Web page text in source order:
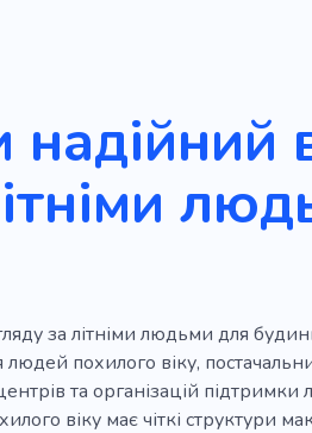
центри
Вмираючий
Благополуччя
надійний
за літніми людьми для
похилого віку,
та організацій
віку має чіткі структури